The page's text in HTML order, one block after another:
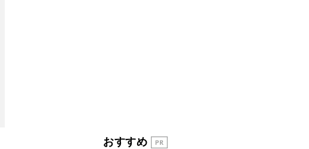
開発への関心を押し上げた18年の物語に幕 特装
おすすめ